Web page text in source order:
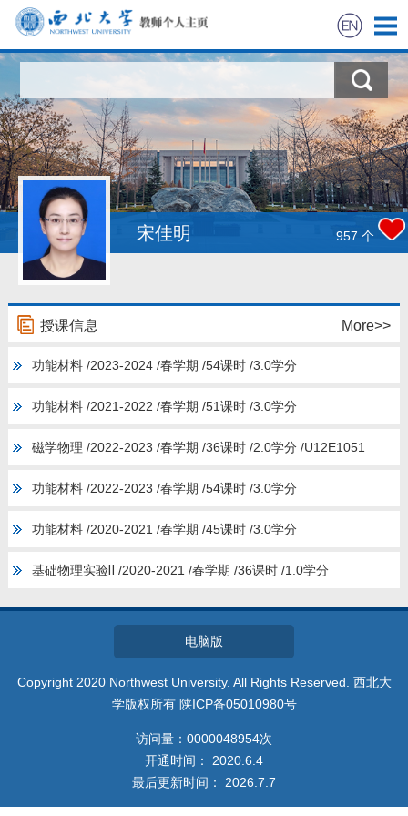
科学研究
课程教学
成员信息
活动相册
招生信息
相关链接
宋佳明 957 个
授课信息 More>>
功能材料 /2023-2024 /春学期 /54课时 /3.0学分
功能材料 /2021-2022 /春学期 /51课时 /3.0学分
磁学物理 /2022-2023 /春学期 /36课时 /2.0学分 /U12E1051
功能材料 /2022-2023 /春学期 /54课时 /3.0学分
功能材料 /2020-2021 /春学期 /45课时 /3.0学分
基础物理实验Ⅱ /2020-2021 /春学期 /36课时 /1.0学分
电脑版
Copyright 2020 Northwest University. All Rights Reserved. 西北大
学版权所有 陕ICP备05010980号
访问量： 0000048954次
开通时间： 2020 6 4
最后更新时间： 2026 7 7